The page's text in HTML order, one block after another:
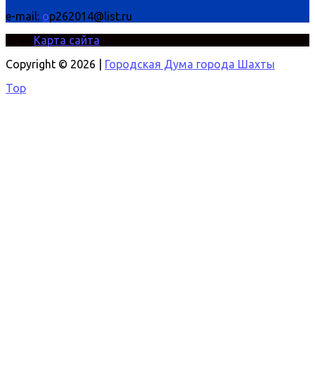
e-mail: op262014@list.ru
Карта сайта
Copyright © 2026 |
Городская Дума города Шахты
Top